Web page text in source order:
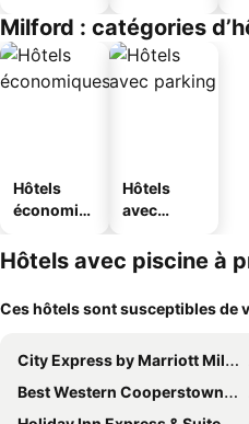
Milford : catégories
Hôtels
économiq
Hôtels
avec
Hôtels avec piscine à
Ces hôtels sont susceptibles de
City Express by Marriott Milford Cooperstown
Best Western Cooperstown Inn & Suites